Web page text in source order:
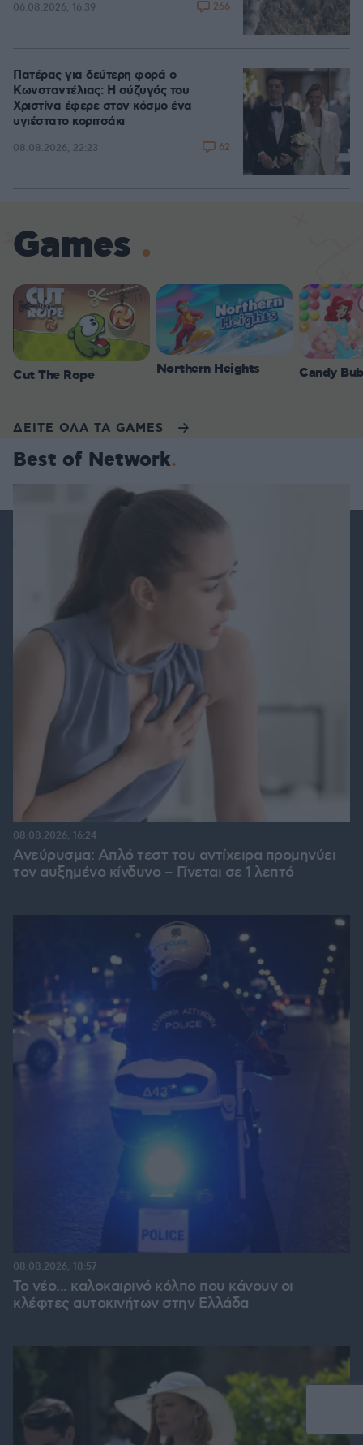
06.08.2026, 16:39 266
Πατέρας για δεύτερη φορά ο
Κωνσταντέλιας: Η σύζυγός του
Χριστίνα έφερε στον κόσμο ένα
υγιέστατο κοριτσάκι
08.08.2026, 22:23 62
Games
Cut The Rope Northern Heights Candy
ΔΕΙΤΕ ΟΛΑ ΤΑ GAMES
Best of Network
Ανεύρυσμα: Απλό τεστ του αντίχειρα προμηνύει
τον αυξημένο κίνδυνο – Γίνεται σε 1 λεπτό
08.08.2026, 16:24
Το νέο... καλοκαιρινό κόλπο που κάνουν οι
κλέφτες αυτοκινήτων στην Ελλάδα
08.08.2026, 18:57